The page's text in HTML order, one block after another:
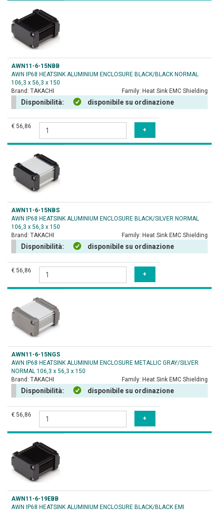
AWN11-6-15NBB
AWN IP68 HEATSINK ALUMINIUM ENCLOSURE BLACK/BLACK NORMAL
106,3 x 56,3 x 150
Brand: TAKACHI Family: Heat Sink EMC Shielding
Disponibilità: disponibile su ordinazione
€ 56,86
AWN11-6-15NBS
AWN IP68 HEATSINK ALUMINIUM ENCLOSURE BLACK/SILVER NORMAL
106,3 x 56,3 x 150
Brand: TAKACHI Family: Heat Sink EMC Shielding
Disponibilità: disponibile su ordinazione
€ 56,86
AWN11-6-15NGS
AWN IP68 HEATSINK ALUMINIUM ENCLOSURE METALLIC GRAY/SILVER
NORMAL 106,3 x 56,3 x 150
Brand: TAKACHI Family: Heat Sink EMC Shielding
Disponibilità: disponibile su ordinazione
€ 56,86
AWN11-6-19EBB
AWN IP68 HEATSINK ALUMINIUM ENCLOSURE BLACK/BLACK EMI